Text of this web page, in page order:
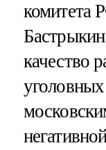
комитета
качество